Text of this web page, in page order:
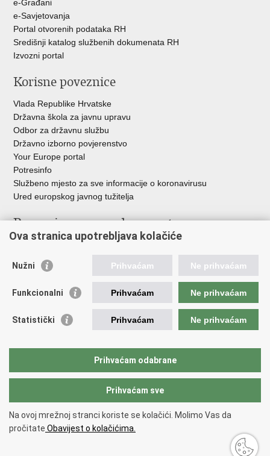
e-Građani
e-Savjetovanja
Portal otvorenih podataka RH
Središnji katalog službenih dokumenata RH
Izvozni portal
Korisne poveznice
Vlada Republike Hrvatske
Državna škola za javnu upravu
Odbor za državnu službu
Državno izborno povjerenstvo
Your Europe portal
Potresinfo
Službeno mjesto za sve informacije o koronavirusu
Ured europskog javnog tužitelja
Poveznice pravosudnog sustava
Državno odvjetništvo
Ured za suzbijanje korupcije i organiziranog kriminaliteta
Državnoodvjetničko vijeće
Hrvatska odvjetnička komora
Europski pravosudni portal
Copyright © 2026 Ministarstvo pravosuđa, uprave i digitalne
transformacije Republike Hrvatske.
pristupačnosti.
Ova stranica upotrebljava kolačiće
Nužni Prihvaćam Ne prihvaćam
Funkcionalni Prihvaćam Ne prihvaćam
Statistički Prihvaćam Ne prihvaćam
Prihvaćam odabrane
Prihvaćam sve
Na ovoj mrežnoj stranci koriste se kolačići. Molimo Vas da
pročitate Obavijest o kolačićima.